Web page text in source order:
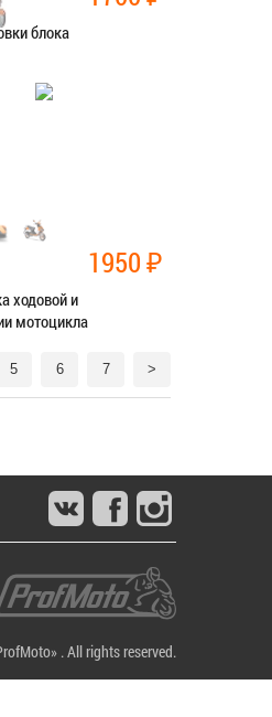
блока
Сварочные работы
1950₽
ходовой и
мотоцикла
5 6 7 >
. All rights reserved.